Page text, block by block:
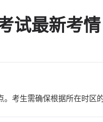
试最新考情
考生需确保根据所在时区